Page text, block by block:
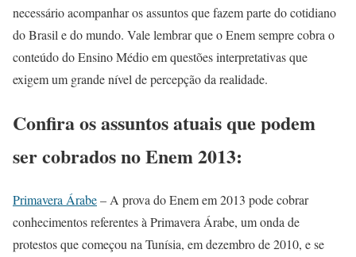
necessário acompanhar os assuntos que fazem parte do cotidiano
do Brasil e do mundo. Vale lembrar que o Enem sempre cobra o
conteúdo do Ensino Médio em questões interpretativas que
exigem um grande nível de percepção da realidade.
Confira os assuntos atuais que podem
ser cobrados no Enem 2013:
Primavera Árabe– A prova do Enem em 2013 pode cobrar
conhecimentos referentes à Primavera Árabe, um onda de
protestos que começou na Tunísia, em dezembro de 2010, e se